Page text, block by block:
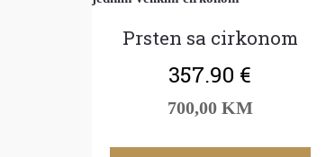
Prsten sa cirkonom
357.90 €
700,00 KM